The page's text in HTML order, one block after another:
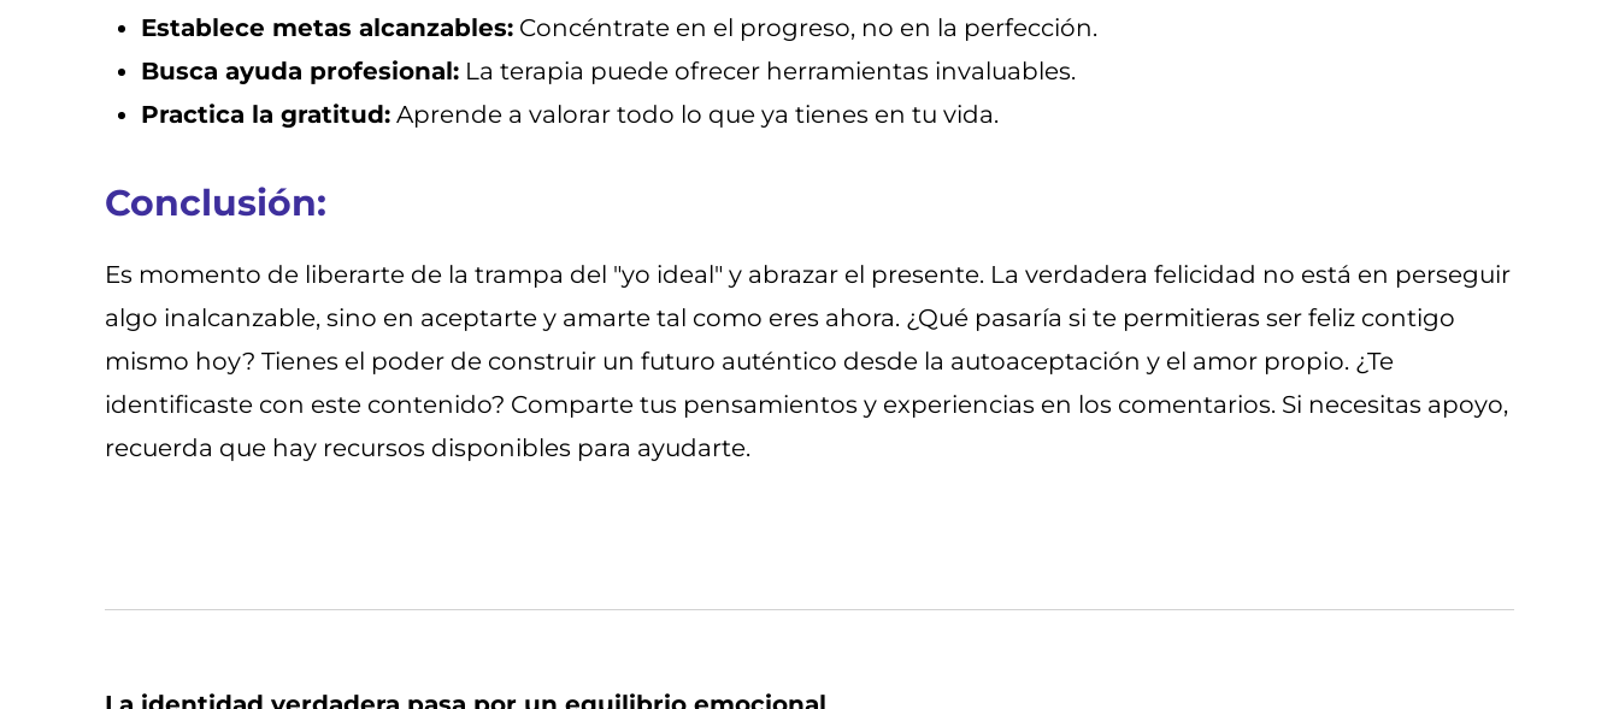
Establece metas alcanzables: Concéntrate en el progreso, no en la perfección.
Busca ayuda profesional: La terapia puede ofrecer herramientas invaluables.
Practica la gratitud: Aprende a valorar todo lo que ya tienes en tu vida.
Conclusión:
Es momento de liberarte de la trampa del "yo ideal" y abrazar el presente. La verdadera felicidad no está en perseguir
algo inalcanzable, sino en aceptarte y amarte tal como eres ahora. ¿Qué pasaría si te permitieras ser feliz contigo
mismo hoy? Tienes el poder de construir un futuro auténtico desde la autoaceptación y el amor propio. ¿Te
identificaste con este contenido? Comparte tus pensamientos y experiencias en los comentarios. Si necesitas apoyo,
recuerda que hay recursos disponibles para ayudarte.